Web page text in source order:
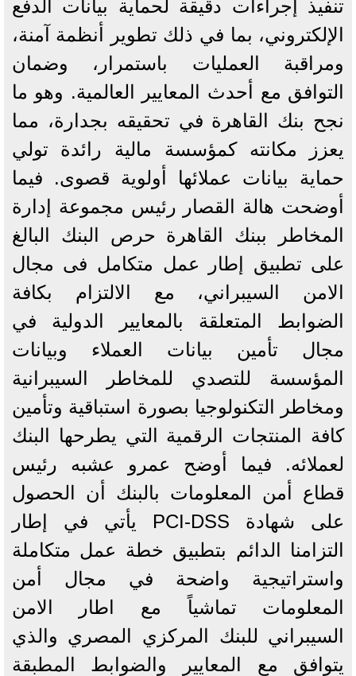
تنفيذ إجراءات دقيقة لحماية بيانات الدفع
الإلكتروني، بما في ذلك تطوير أنظمة آمنة،
ومراقبة العمليات باستمرار، وضمان
التوافق مع أحدث المعايير العالمية. وهو ما
نجح بنك القاهرة في تحقيقه بجدارة، مما
يعزز مكانته كمؤسسة مالية رائدة تولي
حماية بيانات عملائها أولوية قصوى. فيما
أوضحت هالة القصار رئيس مجموعة إدارة
المخاطر ببنك القاهرة حرص البنك البالغ
على تطبيق إطار عمل متكامل فى مجال
الامن السيبراني، مع الالتزام بكافة
الضوابط المتعلقة بالمعايير الدولية في
مجال تأمين بيانات العملاء وبيانات
المؤسسة للتصدي للمخاطر السيبرانية
ومخاطر التكنولوجيا بصورة استباقية وتأمين
كافة المنتجات الرقمية التي يطرحها البنك
لعملائه. فيما أوضح عمرو عشبه رئيس
قطاع أمن المعلومات بالبنك أن الحصول
على شهادة PCI-DSS يأتي في إطار
التزامنا الدائم بتطبيق خطة عمل متكاملة
واستراتيجية واضحة في مجال أمن
المعلومات تماشياً مع اطار الامن
السيبراني للبنك المركزي المصري والذي
يتوافق مع المعايير والضوابط المطبقة